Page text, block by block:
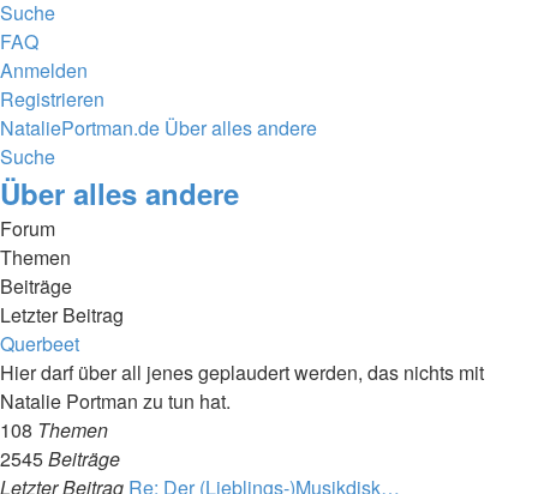
Suche
FAQ
Anmelden
Registrieren
NataliePortman.de Über alles andere
Suche
Über alles andere
Forum
Themen
Beiträge
Letzter Beitrag
Querbeet
Hier darf über all jenes geplaudert werden, das nichts mit
Natalie Portman zu tun hat.
108 Themen
2545Beiträge
Letzter Beitrag Re: Der (Lieblings-)Musikdisk…